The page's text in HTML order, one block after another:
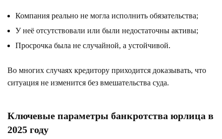
Компания реально не могла исполнить обязательства;
У неё отсутствовали или были недостаточны активы;
Просрочка была не случайной, а устойчивой.
Во многих случаях кредитору приходится доказывать, что
ситуация не изменится без вмешательства суда.
Ключевые параметры банкротства юрлица в
2025 году